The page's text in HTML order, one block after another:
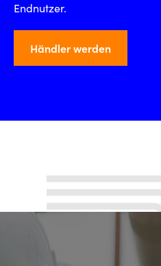
Endnutzer.
Händler werden